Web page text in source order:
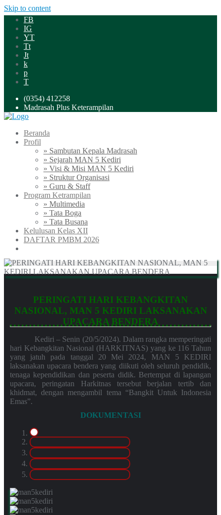
Skip to content
FB
IG
YT
Tt
Jt
k
p
T
(0354) 412258
Madrasah Plus Keterampilan
Beranda
Profil
» Sambutan Kepala Madrasah
» Sejarah MAN 5 Kediri
» Visi & Misi MAN 5 Kediri
» Struktur Organisasi
» Guru & Staff
Program Ketrampilan
» Multimedia
» Tata Boga
» Tata Busana
Kelulusan Kelas XII
DAFTAR PMBM 2026
PERINGATI HARI KEBANGKITAN
NASIONAL, MAN 5 KEDIRI LAKSANAKAN
UPACARA BENDERA
Kediri – Senin (20/5/2024). Dalam rangka memperingati
hari Kebangkitan Nasional (HARKITNAS) yang ke 116 Tahun
yang jatuh pada tanggal 20 Mei 2024, MAN 5 KEDIRI
laksanakan upacara bendera yang diikuti oleh seluruh pendidik,
tenaga kependidikan dan peserta didik. Bertempat di lapangan
upacara, peringatan Harkitnas tersebut berjalan tertib dan
khidmat, dengan mengambil tema “Bangkit Untuk Indonesia
Emas”.
DOKUMENTASI